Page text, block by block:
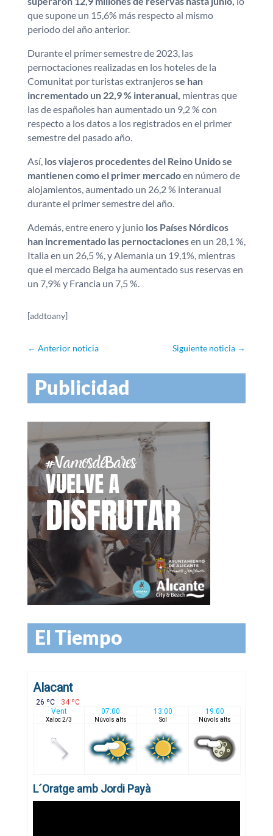
que supone un 15,6% más respecto al mismo
periodo del año anterior.
Durante el primer semestre de 2023, las
pernoctaciones realizadas en los hoteles de la
Comunitat por turistas extranjerosse han
incrementado un 22,9 % interanual, mientras que
las de españoles han aumentado un 9,2 % con
respecto a los datos a los registrados en el primer
semestre del pasado año.
Así, los viajeros procedentes del Reino Unido se
mantienen como el primer mercadoen número de
alojamientos, aumentado un 26,2 % interanual
durante el primer semestre del año.
Además, entre enero y junio los Países Nórdicos
han incrementado las pernoctacionesen un 28,1 %,
Italia en un 26,5 %, y Alemania un 19,1%, mientras
que el mercado Belga ha aumentado sus reservas en
un 7,9% y Francia un 7,5 %.
[addtoany]
← Anterior noticia Siguiente noticia →
Publicidad
El Tiempo